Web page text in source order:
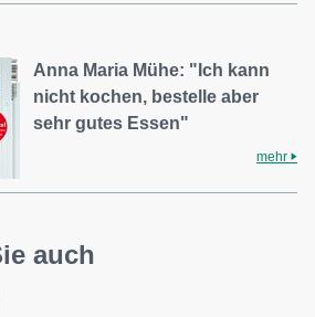
Anna Maria Mühe: "Ich kann
nicht kochen, bestelle aber
sehr gutes Essen"
mehr
auch